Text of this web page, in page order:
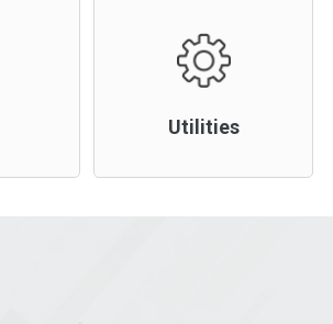
Utilities